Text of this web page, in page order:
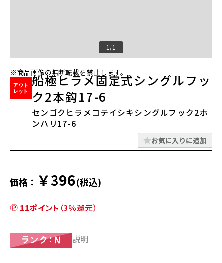
1/1
※商品画像の無断転載を禁止します。
船極ヒラメ固定式シングルフッ
ク2本鈎17-6
センゴクヒラメコテイシキシングルフック2ホ
ンハリ17-6
お気に入りに追加
価格： ￥396(税込)
11ポイント （3％還元）
説明